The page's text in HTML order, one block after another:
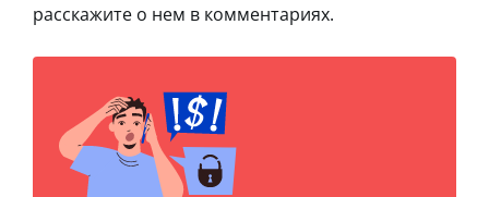
расскажите о нем в комментариях.